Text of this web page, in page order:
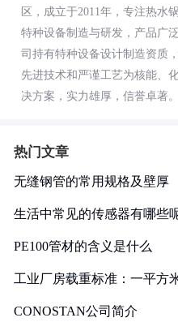
区，成立于2011年，专注热水
特种设备制造与研发，产品广
司持有特种设备设计制造资质
先进技术和严谨工艺为核能、
决方案，实力雄厚，信誉卓著。
热门文章
无缝钢管的常用规格及壁厚
生活中常见的传感器有哪些
PE100管材的含义是什么
工业厂房载重标准：一平方
CONOSTAN公司简介